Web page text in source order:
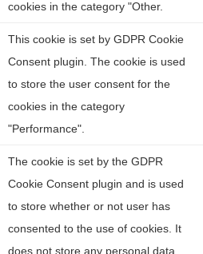
cookies in the category "Other.
This cookie is set by GDPR Cookie
Consent plugin. The cookie is used
to store the user consent for the
cookies in the category
"Performance".
The cookie is set by the GDPR
Cookie Consent plugin and is used
to store whether or not user has
consented to the use of cookies. It
does not store any personal data.